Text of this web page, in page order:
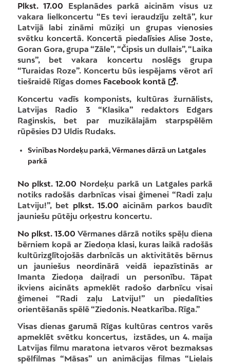
Plkst. 17.00 Esplanādes parkā aicinām visus uz
vakara lielkoncertu “Es tevi ieraudzīju zeltā”, kur
Latvijā labi zināmi mūziķi un grupas vienosies
svētku koncertā. Koncertā piedalīsies Alise Joste,
Goran Gora, grupa “Zāle”, “Čipsis un dullais”, “Laika
suns”, bet vakara koncertu noslēgs grupa
“Turaidas Roze”. Koncertu būs iespējams vērot arī
tiešraidē Rīgas domes Facebook kontā
.
Koncertu vadīs komponists, kultūras žurnālists,
Latvijas Radio 3 “Klasika” redaktors Edgars
Raginskis, bet par muzikālajām starpspēlēm
rūpēsies DJ Uldis Rudaks.
Svinības Nordeķu parkā, Vērmanes dārzā un Latgales
parkā
No plkst. 12.00 Nordeķu parkā un Latgales parkā
notiks radošās darbnīcas visai ģimenei “Radi zaļu
Latviju!”, bet plkst. 15.00 aicinām parkos baudīt
jauniešu pūtēju orķestru koncertu.
No plkst. 13.00 Vērmanes dārzā notiks spēļu diena
bērniem kopā ar Ziedoņa klasi, kuras laikā radošās
kultūrizglītojošās darbnīcās un aktivitātēs bērnus
un jauniešus neordinārā veidā iepazīstinās ar
Imanta Ziedoņa daiļradi un personību. Tāpat
ikviens aicināts apmeklēt radošo darbnīcu visai
ģimenei “Radi zaļu Latviju!” un piedalīties
orientēšanās spēlē “Ziedonis. Neatkarība. Rīga.”
Visas dienas garumā Rīgas kultūras centros varēs
apmeklēt svētku koncertus, izstādes, un 4. maija
Latvijas filmu maratona ietvaros vērot bezmaksas
spēlfilmas “Māsas” un animācijas filmas “Lielais